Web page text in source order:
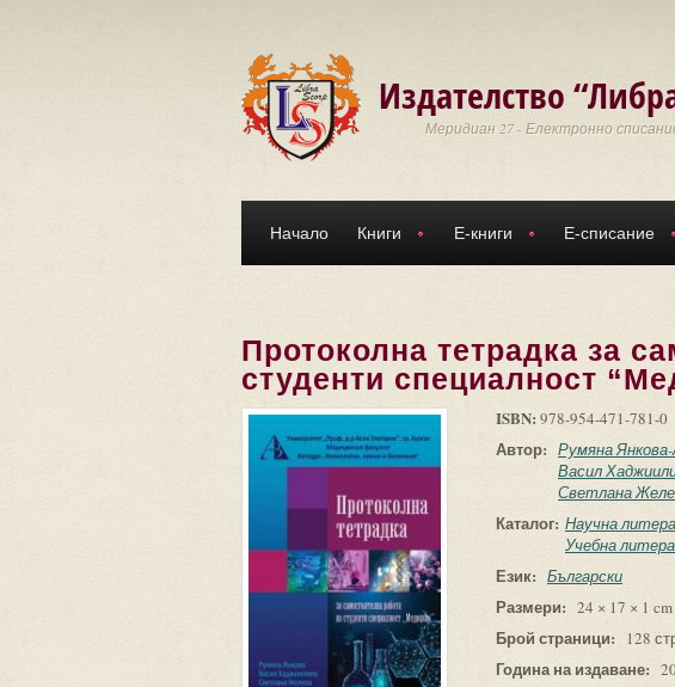
Издателство
Меридиан 27 - Електронно
Начало Книги Е-книги Е-списание
Протоколна тетрадка за
студенти специалност
ISBN: 978-954-471-781-0
Автор: Румяна
Васил
Светлана
Каталог: Научна
Учебна
Език: Български
Размери: 24 × 17 × 1 cm
Брой страници: 128
Година на издаване: